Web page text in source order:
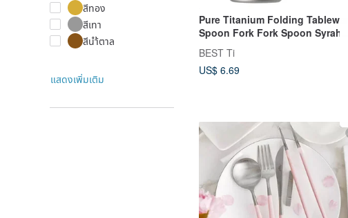
สีทอง
สีเทา
สีนำ้ตาล
แสดงเพิ่มเติม
Pure Titanium Folding Tableware
Spoon Fork Fork Spoon Syrah
BEST Ti
US$ 6.69